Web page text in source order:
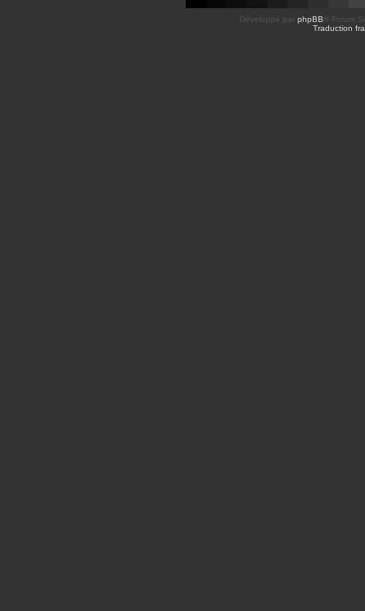
Développé par phpBB ® Forum
Traduction